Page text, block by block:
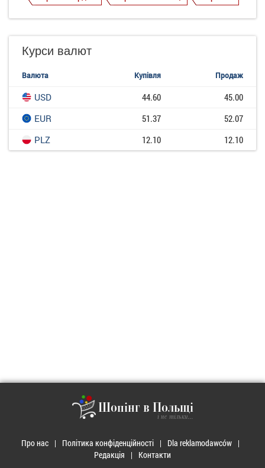
Курси валют
Валюта Купівля Продаж
USD 44.60
45.00
EUR
51.37
52.07
PLZ
12.10 12.10
Шопінг в Польщі
і не тільки...
Про нас Політика конфіденційності
Dla reklamodawców
Редакція
Контакти